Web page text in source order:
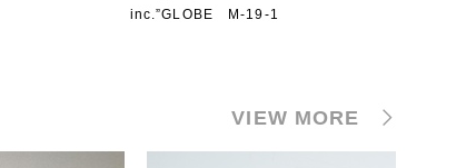
inc.”GLOBE M-19-1
VIEW MORE